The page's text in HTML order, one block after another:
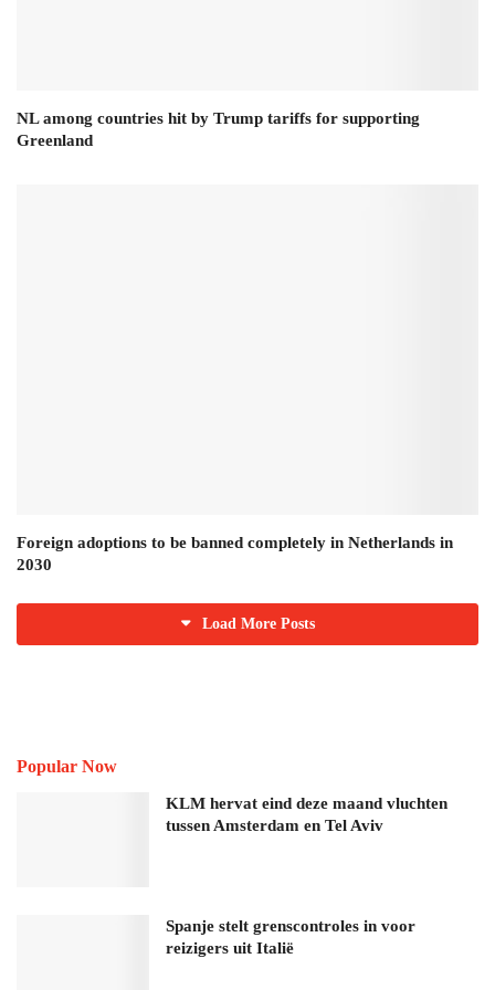
NL among countries hit by Trump tariffs for supporting
Greenland
Foreign adoptions to be banned completely in Netherlands in
2030
Load More Posts
Popular Now
KLM hervat eind deze maand vluchten
tussen Amsterdam en Tel Aviv
Spanje stelt grenscontroles in voor
reizigers uit Italië